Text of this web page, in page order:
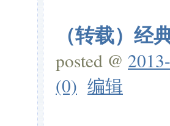
（转载）经
posted @
(0) 编辑